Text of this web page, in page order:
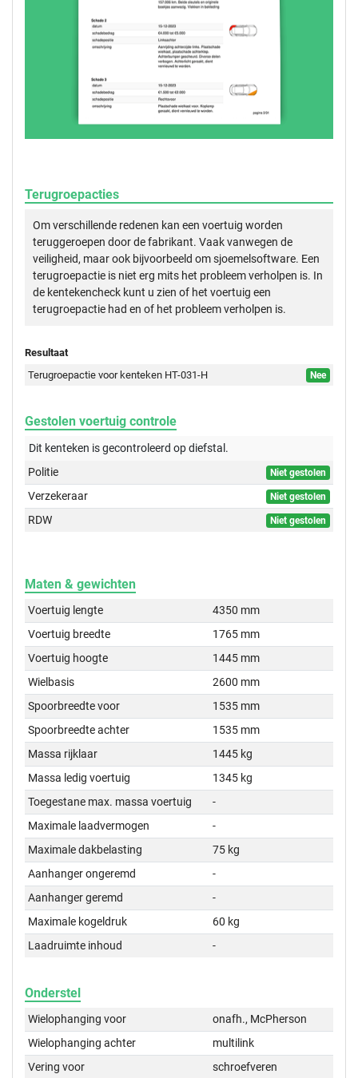
Terugroepacties
Om verschillende redenen kan een voertuig worden
teruggeroepen door de fabrikant. Vaak vanwegen de
veiligheid, maar ook bijvoorbeeld om sjoemelsoftware. Een
terugroepactie is niet erg mits het probleem verholpen is. In
de kentekencheck kunt u zien of het voertuig een
terugroepactie had en of het probleem verholpen is.
Resultaat
Terugroepactie voor kenteken HT-031-H
Nee
Gestolen voertuig controle
Dit kenteken is gecontroleerd opdiefstal.
Politie
Niet gestolen
Verzekeraar Niet gestolen
RDW Niet gestolen
Maten & gewichten
Voertuig lengte
4350 mm
Voertuig breedte
1765 mm
Voertuig hoogte
1445 mm
Wielbasis
2600 mm
Spoorbreedte voor
1535 mm
Spoorbreedte achter
1535 mm
Massa rijklaar
1445 kg
Massa ledig voertuig
1345 kg
Toegestane max. massa voertuig
-
Maximale laadvermogen
-
Maximale dakbelasting
75 kg
Aanhanger ongeremd
-
Aanhanger geremd
-
Maximale kogeldruk
60 kg
Laadruimte inhoud
-
Onderstel
Wielophanging voor
onafh., McPherson
Wielophanging achter
multilink
Vering voor
schroefveren